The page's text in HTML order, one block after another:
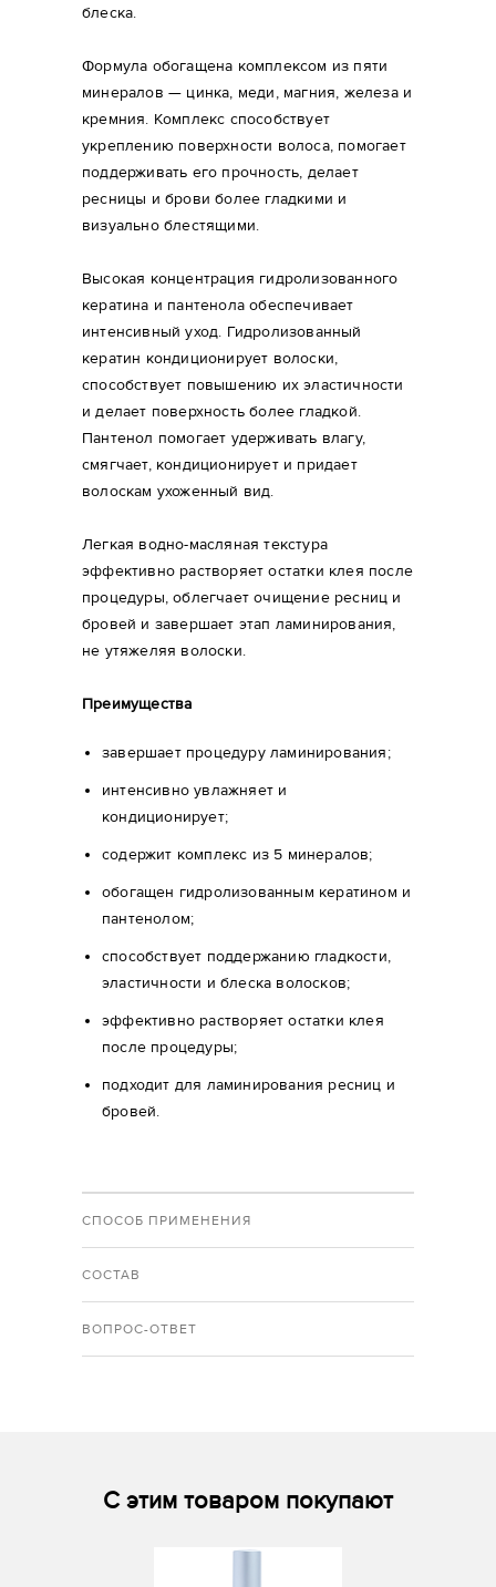
блеска.
Формула обогащена комплексом из пяти
минералов — цинка, меди, магния, железа и
кремния. Комплекс способствует
укреплению поверхности волоса, помогает
поддерживать его прочность, делает
ресницы и брови более гладкими и
визуально блестящими.
Высокая концентрация гидролизованного
кератина и пантенола обеспечивает
интенсивный уход. Гидролизованный
кератин кондиционирует волоски,
способствует повышению их эластичности
и делает поверхность более гладкой.
Пантенол помогает удерживать влагу,
смягчает, кондиционирует и придает
волоскам ухоженный вид.
Легкая водно-масляная текстура
эффективно растворяет остатки клея после
процедуры, облегчает очищение ресниц и
бровей и завершает этап ламинирования,
не утяжеляя волоски.
Преимущества
завершает процедуру ламинирования;
интенсивно увлажняет и
кондиционирует;
содержит комплекс из 5 минералов;
обогащен гидролизованным кератином и
пантенолом;
способствует поддержанию гладкости,
эластичности и блеска волосков;
эффективно растворяет остатки клея
после процедуры;
подходит для ламинирования ресниц и
бровей.
СПОСОБ ПРИМЕНЕНИЯ
СОСТАВ
ВОПРОС-ОТВЕТ
С этим товаром покупают